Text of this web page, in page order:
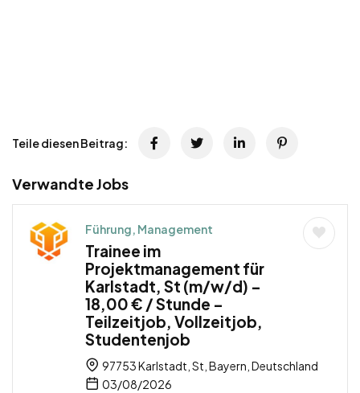
Teile diesen Beitrag:
Verwandte Jobs
Führung, Management
Trainee im
Projektmanagement für
Karlstadt, St (m/w/d) –
18,00 € / Stunde –
Teilzeitjob, Vollzeitjob,
Studentenjob
97753 Karlstadt, St, Bayern, Deutschland
03/08/2026